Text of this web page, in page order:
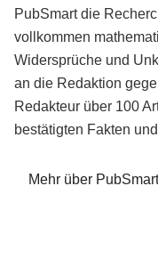
PubSmart die
vollkommen
Widersprüche und
an die Redaktion
Redakteur über 100
bestätigten Fakten
Mehr über